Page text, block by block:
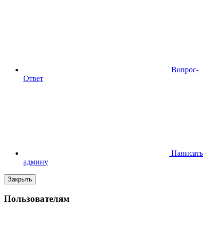
Вопрос-
Ответ
Написать
админу
Закрыть
Пользователям